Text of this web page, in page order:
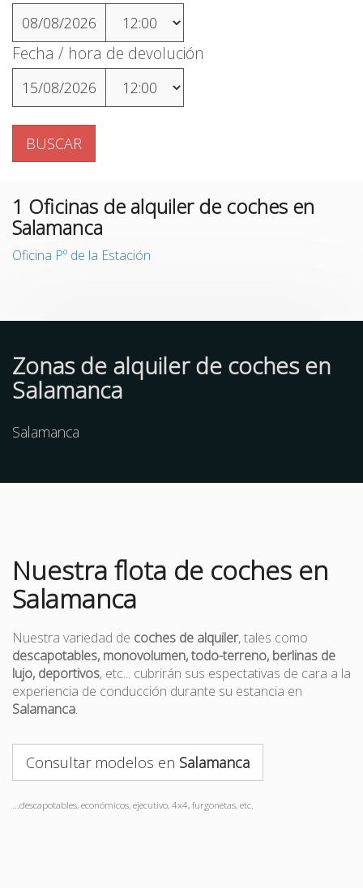
08/08/2026
Fecha / hora de devolución
15/08/2026
BUSCAR
1 Oficinas de alquiler de coches en
Salamanca
Oficina Pº de la Estación
Zonas de alquiler de coches en
Salamanca
Salamanca
Nuestra flota de coches en
Salamanca
Nuestra variedad de coches de alquiler, tales como
descapotables, monovolumen, todo-terreno, berlinas de
lujo, deportivos, etc... cubrirán sus espectativas de cara a la
experiencia de conducción durante su estancia en
Salamanca.
Consultar modelos en Salamanca
...descapotables, económicos, ejecutivo, 4x4, furgonetas, etc.